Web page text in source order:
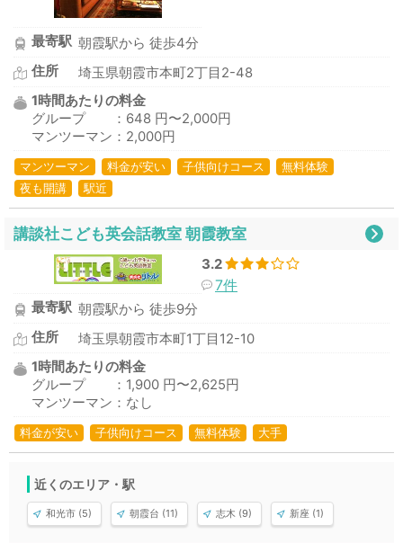
最寄駅 朝霞駅から 徒歩4分
住所
埼玉県朝霞市本町2丁目2-48
1時間あたりの料金
グループ ：648 円〜2,000円
マンツーマン：2,000円
マンツーマン 料金が安い 子供向けコース
無料体験
夜も開講
駅近
講談社こども英会話教室 朝霞教室
3.2
7件
最寄駅 朝霞駅から 徒歩9分
住所
埼玉県朝霞市本町1丁目12-10
1時間あたりの料金
グループ ：1,900 円〜2,625円
マンツーマン：なし
料金が安い 子供向けコース 無料体験 大手
近くのエリア・駅
和光市 (5) 朝霞台 (11) 志木 (9) 新座 (1)